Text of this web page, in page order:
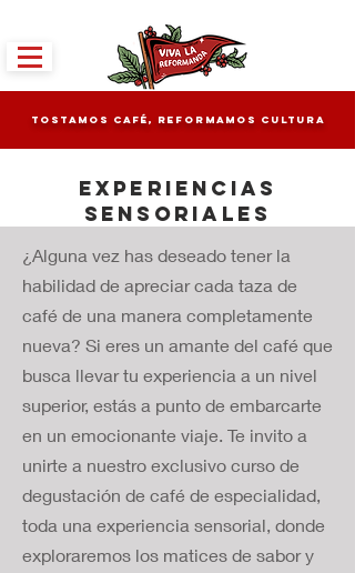
tostamos café, reformamos cultura
EXPERIENCIAS
SENSORIALES
¿Alguna vez has deseado tener la
habilidad de apreciar cada taza de
café de una manera completamente
nueva? Si eres un amante del café que
busca llevar tu experiencia a un nivel
superior, estás a punto de embarcarte
en un emocionante viaje. Te invito a
unirte a nuestro exclusivo curso de
degustación de café de especialidad,
toda una experiencia sensorial, donde
exploraremos los matices de sabor y